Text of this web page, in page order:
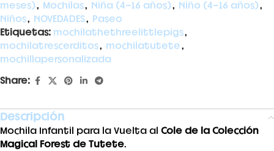
meses), Mochilas, Niña (4-16 años), Niño (4-16 años),
Niños, NOVEDADES, Paseo
Etiquetas: mochilathethreelittlepigs,
mochilatrescerditos, mochilatutete,
mochillapersonalizada
Share:
Descripción
Mochila Infantil para la Vuelta al Cole de la Colección
Magical Forest de Tutete.